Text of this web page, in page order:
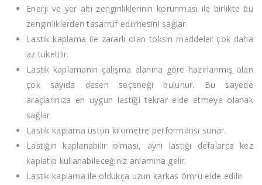
Enerji ve yer altı zenginliklerinin korunması ile birlikte bu
zenginliklerden tasarruf edilmesini sağlar.
Lastik kaplama ile zararlı olan toksin maddeler çok daha
az tüketilir.
Lastik kaplamanın çalışma alanına göre hazırlanmış olan
çok sayıda desen seçeneği bulunur. Bu sayede
araçlarınıza en uygun lastiği tekrar elde etmeye olanak
sağlar.
Lastik kaplama üstün kilometre performansı sunar.
Lastiğin kaplanabilir olması, aynı lastiği defalarca kez
kaplatıp kullanabileceğiniz anlamına gelir.
Lastik kaplama ile oldukça uzun karkas ömrü elde edilir.